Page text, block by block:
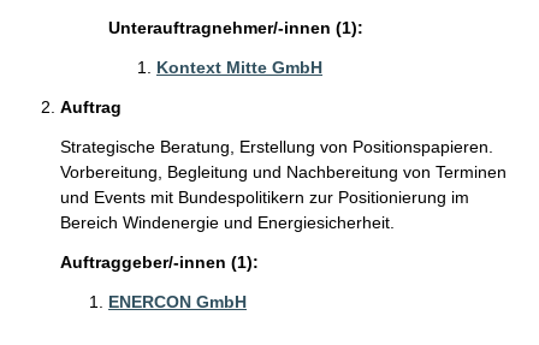
Unterauftragnehmer/-innen (1):
Kontext Mitte GmbH
Auftrag
Strategische Beratung, Erstellung von Positionspapieren.
Vorbereitung, Begleitung und Nachbereitung von Terminen
und Events mit Bundespolitikern zur Positionierung im
Bereich Windenergie und Energiesicherheit.
Auftraggeber/-innen (1):
ENERCON GmbH